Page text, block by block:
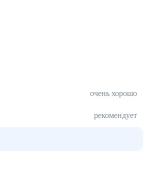
очень хорошо
рекомендует